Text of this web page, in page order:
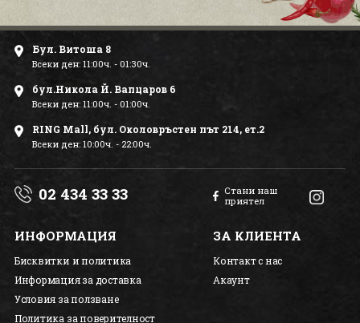
Бул. Витоша 8
Всеки ден: 11:00ч. - 01:30ч.
бул.Никола Й. Вапцаров 6
Всеки ден: 11:00ч. - 01:00ч.
RING Mall, бул. Околовръстен път 214, ет.2
Всеки ден: 10:00ч. - 22:00ч.
02 434 33 33
Стани наш
приятел
ИНФОРМАЦИЯ
Бисквитки и политика
Информация за доставка
Условия за ползване
Политика за поверителност
ЗА КЛИЕНТА
Контакт с нас
Акаунт